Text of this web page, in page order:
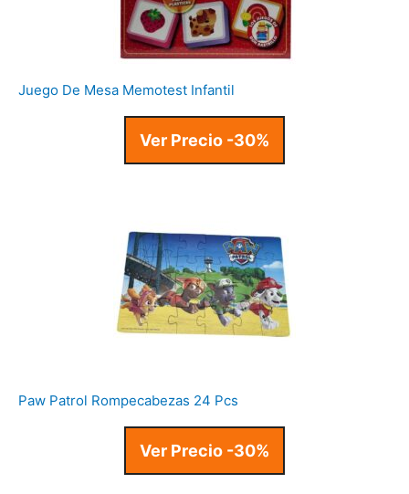
Juego De Mesa Memotest Infantil
Ver Precio -30%
Paw Patrol Rompecabezas 24 Pcs
Ver Precio -30%